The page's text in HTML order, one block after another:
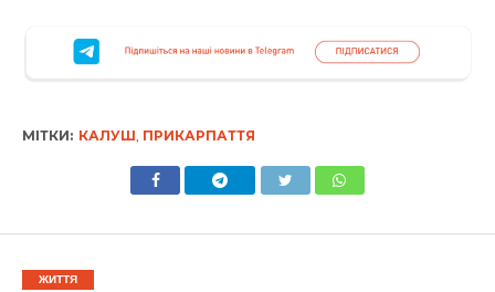
МІТКИ: КАЛУШ, ПРИКАРПАТТЯ
ЖИТТЯ